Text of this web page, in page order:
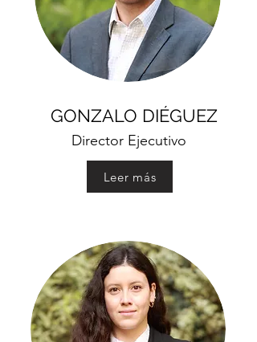
GONZALO DIÉGUEZ
Director Ejecutivo
Leer más